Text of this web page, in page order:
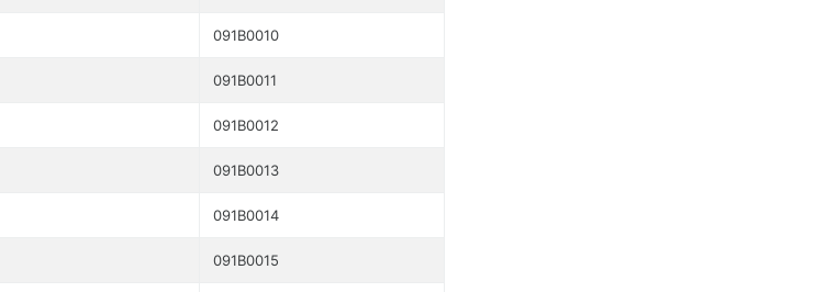
091B0010
091B0011
091B0012
091B0013
091B0014
091B0015